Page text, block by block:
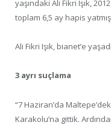
yaşındaki Ali Fikri Işık,
toplam 6,5 ay hapis
Ali Fikri Işık, bianet’e
3 ayrı suçlama
“7 Haziran’da
Karakolu’na gittik.